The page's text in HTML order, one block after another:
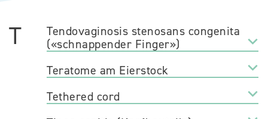
T
Tendovaginosis stenosans congenita
(«schnappender Finger»)
Teratome am Eierstock
Tethered cord